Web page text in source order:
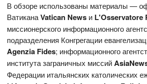
В обзоре использованы материалы —
ВатиканаVatican News и L'Osservatore
миссионерского информационного
подразделения Конгрегации
Agenzia Fides; информационного
института заграничных миссий
Федерации итальянских католических